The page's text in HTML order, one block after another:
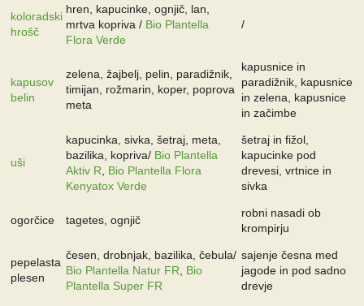
koloradski
hrošč
hren, kapucinke, ognjič, lan,
mrtva kopriva / Bio Plantella
Flora Verde
/
kapusov
belin
zelena, žajbelj, pelin, paradižnik,
timijan, rožmarin, koper, poprova
meta
kapusnice in
paradižnik, kapusnice
in zelena, kapusnice
in začimbe
uši
kapucinka, sivka, šetraj, meta,
bazilika, kopriva/ Bio Plantella
Aktiv R, Bio Plantella Flora
Kenyatox Verde
šetraj in fižol,
kapucinke pod
drevesi, vrtnice in
sivka
ogorčice tagetes, ognjič
robni nasadi ob
krompirju
pepelasta
plesen
česen, drobnjak, bazilika, čebula/
Bio Plantella Natur FR, Bio
Plantella Super FR
sajenje česna med
jagode in pod sadno
drevje